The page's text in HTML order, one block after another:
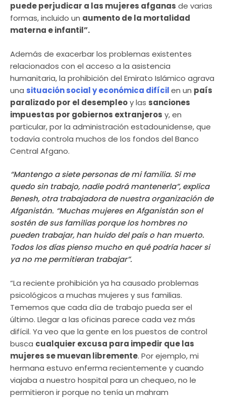
puede perjudicar a las mujeres afganas de varias
formas, incluido un aumento de la mortalidad
materna e infantil”.
Además de exacerbar los problemas existentes
relacionados con el acceso a la asistencia
humanitaria, la prohibición del Emirato Islámico agrava
una situación social y económica difícilen un país
paralizado por el desempleoy las sanciones
impuestas por gobiernos extranjeros y, en
particular, por la administración estadounidense, que
todavía controla muchos de los fondos del Banco
Central Afgano.
“Mantengo a siete personas de mi familia. Si me
quedo sin trabajo, nadie podrá mantenerla”, explica
Benesh, otra trabajadora de nuestra organización de
Afganistán. “Muchas mujeres en Afganistán son el
sostén de sus familias porque los hombres no
pueden trabajar, han huido del país o han muerto.
Todos los días pienso mucho en qué podría hacer si
ya no me permitieran trabajar”.
“La reciente prohibición ya ha causado problemas
psicológicos a muchas mujeres y sus familias.
Tememos que cada día de trabajo pueda ser el
último. Llegar a las oficinas parece cada vez más
difícil. Ya veo que la gente en los puestos de control
busca cualquier excusa para impedir que las
mujeres se muevan libremente. Por ejemplo, mi
hermana estuvo enferma recientemente y cuando
viajaba a nuestro hospital para un chequeo, no le
permitieron ir porque no tenía un mahram